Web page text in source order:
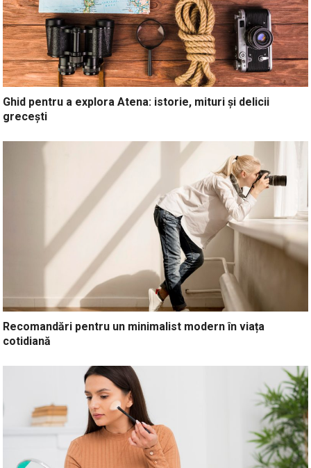
Ghid pentru a explora Atena: istorie, mituri și delicii
grecești
Recomandări pentru un minimalist modern în viața
cotidiană